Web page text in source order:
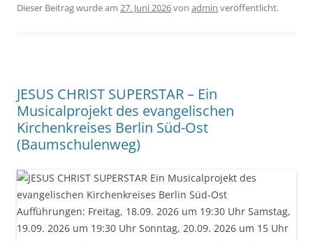
Dieser Beitrag wurde am 27. Juni 2026von admin veröffentlicht.
JESUS CHRIST SUPERSTAR – Ein
Musicalprojekt des evangelischen
Kirchenkreises Berlin Süd-Ost
(Baumschulenweg)